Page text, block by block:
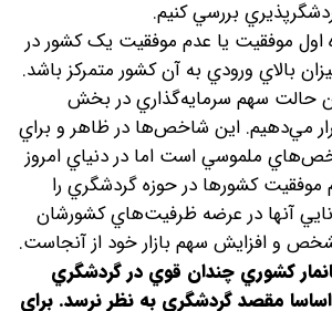
بررسي کنيم.
اول موفقيت يا عدم موفقيت يک کشور در
بالاي ورودي به آن کشور متمرکز باشد.
حالت سهم سرمايه‌گذاري در بخش
مي‌دهيم. اين شاخص‌ها در ظاهر و براي
ملموسي است اما در دنياي امروز
موفقيت کشورها در حوزه گردشگري را
آنها در عرضه ظرفيت‌هاي کشورشان
و افزايش سهم بازار خود از آنجاست.
کشوري چندان قوي در گردشگري
مقصد گردشگري به نظر نرسد. براي